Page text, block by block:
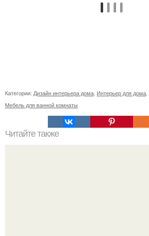
Категории: Дизайн интерьера дома Интерьер для дома
Мебель для ванной комнаты
Читайте также